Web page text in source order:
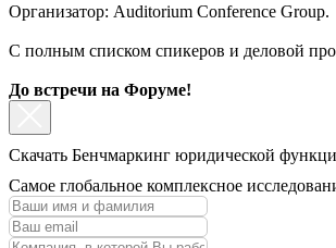
Организатор: Auditorium Conference Group.
С полным списком спикеров и деловой
До встречи на Форуме!
Скачать Бенчмаркинг юридической
Самое глобальное комплексное